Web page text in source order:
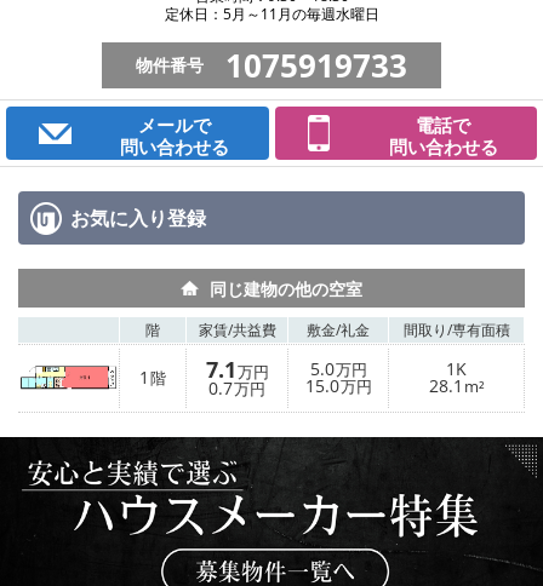
定休日：5月～11月の毎週水曜日
物件番号 1075919733
メールで
問い合わせる
電話で
問い合わせる
お気に入り登録
同じ建物の他の空室
階 家賃/共益費 敷金/礼金 間取り/専有面積
1 階 7.1万円
0.7万円
5.0万円
15.0万円
1K
28.1 m²